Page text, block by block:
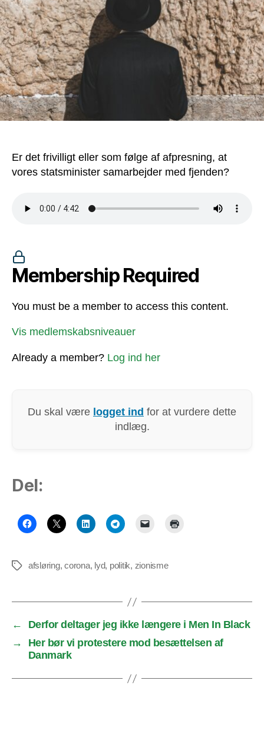
pludselig
blevet
åben
om
samarbejdet
Israel?
Er det frivilligt eller som følge af afpresning, at
vores statsminister samarbejder med fjenden?
Membership Required
You must be a member to access this content.
Vis medlemskabsniveauer
Already a member? Log ind her
Du skal være logget ind for at vurdere dette
indlæg.
Del:
Tagsafsløring,corona, lyd, politik, zionisme
←
Derfor deltager jeg ikke længere i Men In Black
→
Her bør vi protestere mod besættelsen af
Danmark